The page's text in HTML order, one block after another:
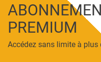
PREMIUM
Accédez sans limite à